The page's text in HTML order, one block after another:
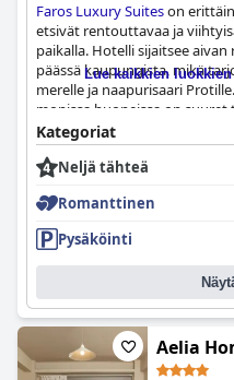
Faros Luxury Suiteson
etsivät rentouttavaa ja
paikalla. Hotelli sijaitsee
päässä kaupungista, mikä
merelle ja naapurisaari
monissa huoneissa on
auringonlaskuun.
maukas, ja vieraat nauttivat
paikallisten tuotteiden
kotoisaksi. Pysäköinti on
erittäin mukavat, ja
Vaikka jotkut vieraat
huoltotoimenpiteistä ja
hotellin yleinen siisteys ja
arvoisen.
Lue kaikkien
Kategoriat
Neljä tähteä
Romanttinen
Pysäköinti
Aelia